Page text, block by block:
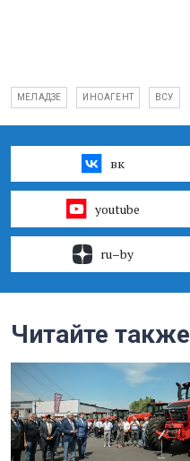
МЕЛАДЗЕ ИНОАГЕНТ ВСУ
вк
youtube
ru–by
Читайте также